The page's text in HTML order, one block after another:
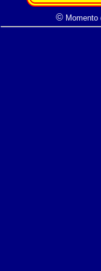
© Momento